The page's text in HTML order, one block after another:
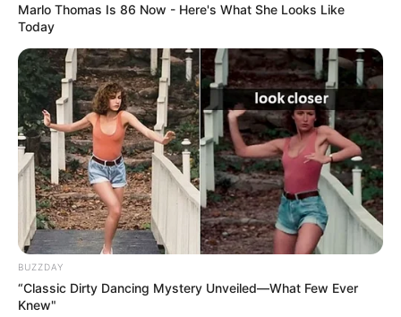
Marlo Thomas Is 86 Now - Here's What She Looks Like
Today
BUZZDAY
“Classic Dirty Dancing Mystery Unveiled—What Few Ever
Knew"